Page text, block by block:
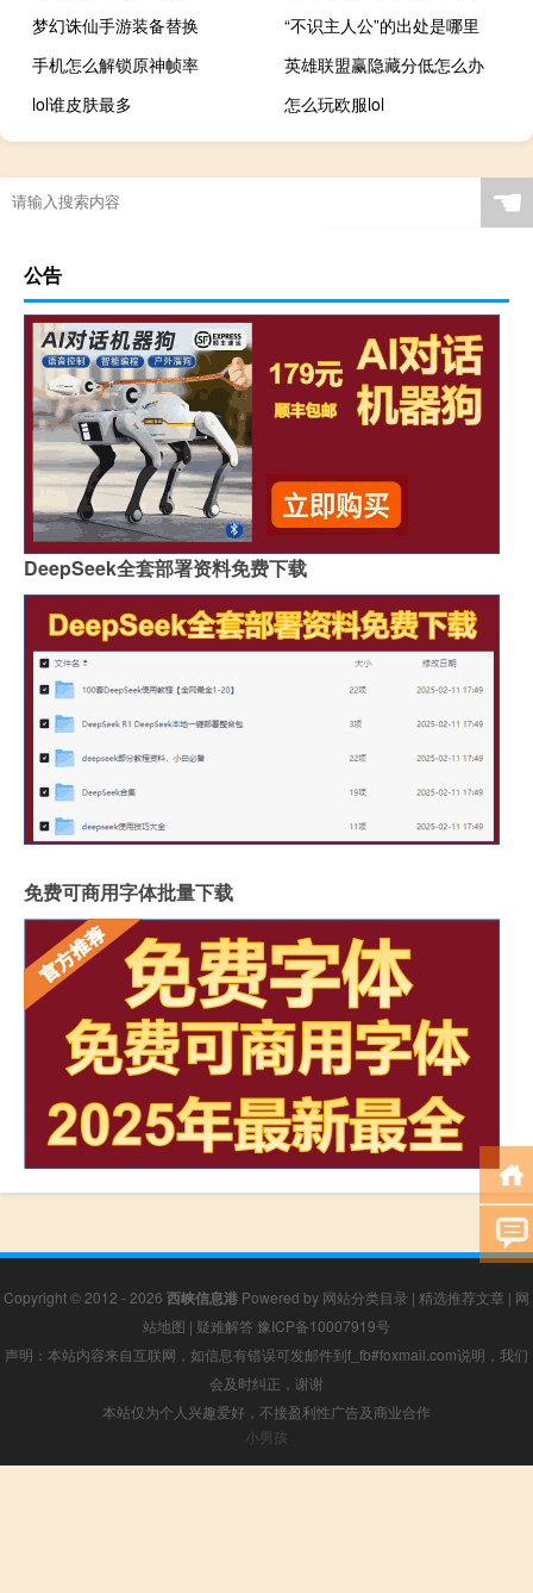
梦幻诛仙手游装备替换
“不识主人公”的出处是哪里
手机怎么解锁原神帧率
英雄联盟赢隐藏分低怎么办
lol谁皮肤最多
怎么玩欧服lol
☚
公告
DeepSeek全套部署资料免费下载
免费可商用字体批量下载
Copyright © 2012 - 2026 西峡信息港 Powered by 网站分类目录 | 精选推荐文章 | 网
站地图 | 疑难解答 豫ICP备10007919号
声明：本站内容来自互联网，如信息有错误可发邮件到f_fb#foxmail.com说明，我们
会及时纠正，谢谢
本站仅为个人兴趣爱好，不接盈利性广告及商业合作
小男孩